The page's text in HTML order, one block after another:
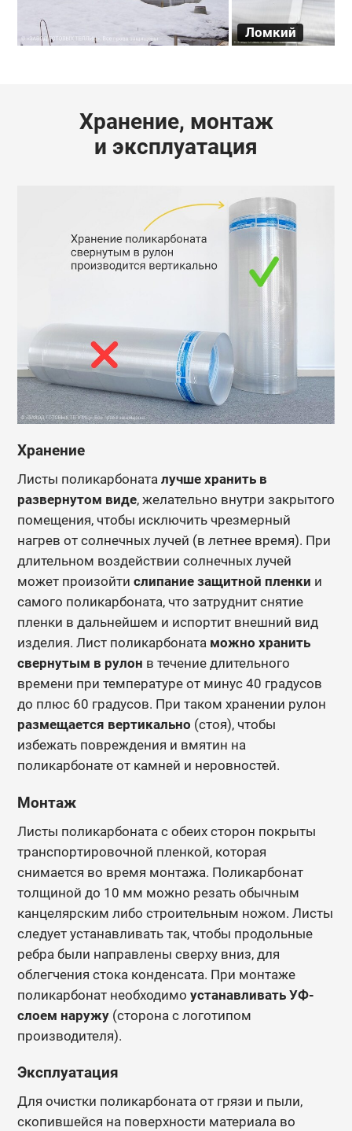
Ломкий
Хранение, монтаж
и эксплуатация
Хранение
Листы поликарбоната лучше хранить в
развернутом виде, желательно внутри закрытого
помещения, чтобы исключить чрезмерный
нагрев от солнечных лучей (в летнее время). При
длительном воздействии солнечных лучей
может произойти слипание защитной пленки и
самого поликарбоната, что затруднит снятие
пленки в дальнейшем и испортит внешний вид
изделия. Лист поликарбоната можно хранить
свернутым в рулон в течение длительного
времени при температуре от минус 40 градусов
до плюс 60 градусов. При таком хранении рулон
размещается вертикально (стоя), чтобы
избежать повреждения и вмятин на
поликарбонате от камней и неровностей.
Монтаж
Листы поликарбоната с обеих сторон покрыты
транспортировочной пленкой, которая
снимается во время монтажа. Поликарбонат
толщиной до 10 мм можно резать обычным
канцелярским либо строительным ножом. Листы
следует устанавливать так, чтобы продольные
ребра были направлены сверху вниз, для
облегчения стока конденсата. При монтаже
поликарбонат необходимо устанавливать УФ-
слоем наружу(сторона с логотипом
производителя).
Эксплуатация
Для очистки поликарбоната от грязи и пыли,
скопившейся на поверхности материала во